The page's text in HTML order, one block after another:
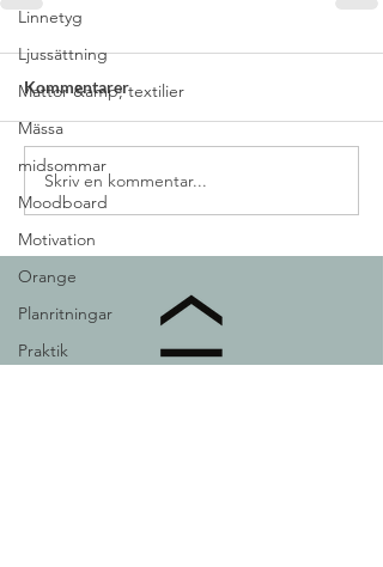
Linnetyg
Ljussättning
Mattor &amp; textilier
Mässa
midsommar
Moodboard
Motivation
Orange
Planritningar
Praktik
Kommentarer
Skriv en kommentar...